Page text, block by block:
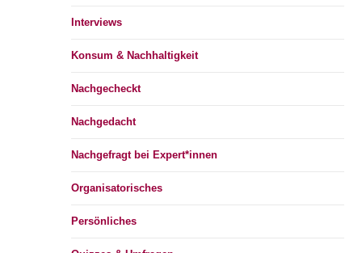
Interviews
Konsum & Nachhaltigkeit
Nachgecheckt
Nachgedacht
Nachgefragt bei Expert*innen
Organisatorisches
Persönliches